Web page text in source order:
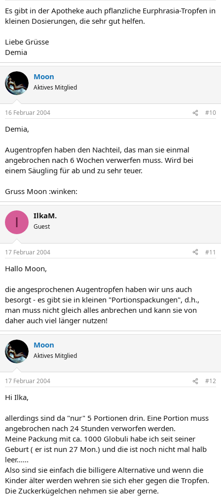
Es gibt in der Apotheke auch pflanzliche Eurphrasia-Tropfen in
kleinen Dosierungen, die sehr gut helfen.
Liebe Grüsse
Demia
Moon
Aktives Mitglied
16 Februar 2004 #10
Demia,
Augentropfen haben den Nachteil, das man sie einmal
angebrochen nach 6 Wochen verwerfen muss. Wird bei
einem Säugling für ab und zu sehr teuer.
Gruss Moon :winken:
I IlkaM.
Guest
17 Februar 2004 #11
Hallo Moon,
die angesprochenen Augentropfen haben wir uns auch
besorgt - es gibt sie in kleinen "Portionspackungen", d.h.,
man muss nicht gleich alles anbrechen und kann sie von
daher auch viel länger nutzen!
Moon
Aktives Mitglied
17 Februar 2004 #12
Hi Ilka,
allerdings sind da "nur" 5 Portionen drin. Eine Portion muss
angebrochen nach 24 Stunden verworfen werden.
Meine Packung mit ca. 1000 Globuli habe ich seit seiner
Geburt ( er ist nun 27 Mon.) und die ist noch nicht mal halb
leer......
Also sind sie einfach die billigere Alternative und wenn die
Kinder älter werden wehren sie sich eher gegen die Tropfen.
Die Zuckerkügelchen nehmen sie aber gerne.